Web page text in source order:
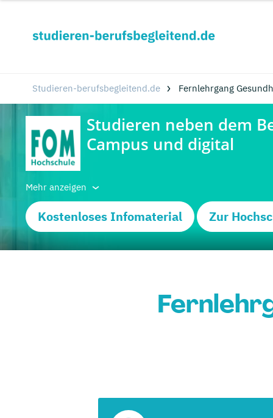
Studieren-berufsbegleitend.de Fernlehrgang
Mehr anzeigen
Kostenloses Infomaterial Zur